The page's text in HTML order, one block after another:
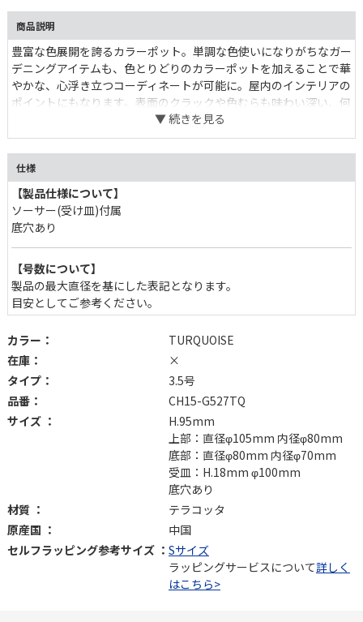
商品説明
豊富な色展開を誇るカラーポット。単調な色使いになりがちなガー
デニングアイテムも、色とりどりのカラーポットを加えることで華
かな、心浮き立つコーディネートが可能に。屋内のインテリアの
ポイントにもなります。表面のクラックや色むらも味わい深い、何
仕様
【製品仕様について】
ソーサー(受け皿)付属
底穴あり
【号数について】
製品の最大直径を基にした表記となります。
目安としてご参考ください。
カラー：
TURQUOISE
在庫：
×
タイプ：
3.5号
品番：
CH15-G527TQ
サイズ ：
H.95mm
上部：直径φ105mm 内径φ80mm
底部：直径φ80mm 内径φ70mm
受皿：H.18mm φ100mm
底穴あり
材質 ：
テラコッタ
原産国 ：
中国
セルフラッピング参考サイズ ： Sサイズ
ラッピングサービスについて詳しく
はこちら>